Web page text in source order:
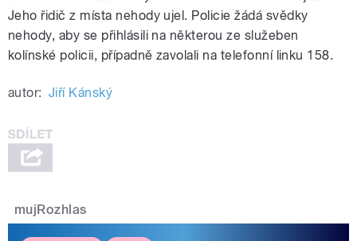
Jeho řidič z místa nehody ujel. Policie žádá svědky
nehody, aby se přihlásili na některou ze služeben
kolínské policii, případně zavolali na telefonní linku 158.
autor: Jiří Kánský
mujRozhlas